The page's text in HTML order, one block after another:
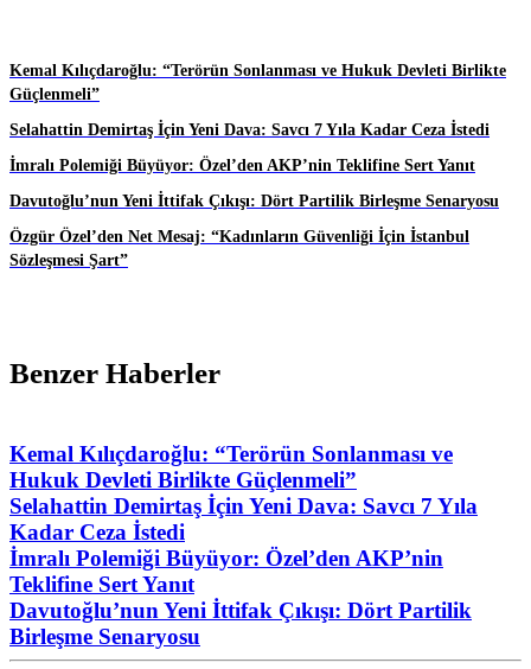
Kemal Kılıçdaroğlu: “Terörün Sonlanması ve Hukuk Devleti Birlikte
Güçlenmeli”
Selahattin Demirtaş İçin Yeni Dava: Savcı 7 Yıla Kadar Ceza İstedi
İmralı Polemiği Büyüyor: Özel’den AKP’nin Teklifine Sert Yanıt
Davutoğlu’nun Yeni İttifak Çıkışı: Dört Partilik Birleşme Senaryosu
Özgür Özel’den Net Mesaj: “Kadınların Güvenliği İçin İstanbul
Sözleşmesi Şart”
Benzer Haberler
Kemal Kılıçdaroğlu: “Terörün Sonlanması ve
Hukuk Devleti Birlikte Güçlenmeli”
Selahattin Demirtaş İçin Yeni Dava: Savcı 7 Yıla
Kadar Ceza İstedi
İmralı Polemiği Büyüyor: Özel’den AKP’nin
Teklifine Sert Yanıt
Davutoğlu’nun Yeni İttifak Çıkışı: Dört Partilik
Birleşme Senaryosu